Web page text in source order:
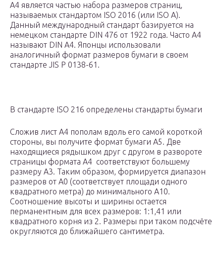
A4 является частью набора размеров страниц,
называемых стандартом ISO 2016 (или ISO A).
Данный международный стандарт базируется на
немецком стандарте DIN 476 от 1922 года. Часто A4
называют DIN A4. Японцы использовали
аналогичный формат размеров бумаги в своем
стандарте JIS P 0138-61.
В стандарте ISO 216 определены стандарты бумаги
Сложив лист А4 пополам вдоль его самой короткой
стороны, вы получите формат бумаги А5. Две
находящиеся рядышком друг с другом в развороте
страницы формата А4 соответствуют большему
размеру А3. Таким образом, формируется диапазон
размеров от A0 (соответствует площади одного
квадратного метра) до минимального A10.
Соотношение высоты и ширины остается
перманентным для всех размеров: 1:1,41 или
квадратного корня из 2. Размеры при таком подсчёте
округляются до ближайшего сантиметра.